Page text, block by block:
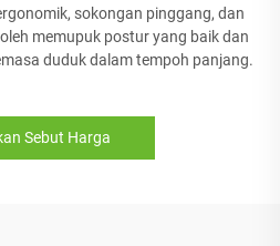
sokongan pinggang, dan
memupuk postur yang baik dan
duduk dalam tempoh panjang.
Sebut Harga